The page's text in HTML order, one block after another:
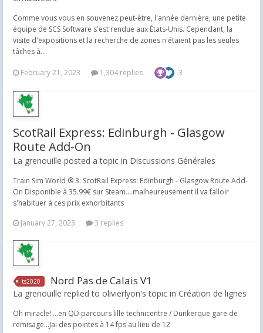
Comme vous vous en souvenez peut-être, l'année dernière, une petite
équipe de SCS Software s'est rendue aux États-Unis. Cependant, la
visite d'expositions et la recherche de zones n'étaient pas les seules
tâches à...
February 21, 2023 1,304 replies 3
ScotRail Express: Edinburgh - Glasgow
Route Add-On
La grenouille posted a topic in Discussions Générales
Train Sim World ® 3: ScotRail Express: Edinburgh - Glasgow Route Add-
On Disponible à 35.99€ sur Steam....malheureusement il va falloir
s'habituer à ces prix exhorbitants
January 27, 2023
3 replies
ts2020 Nord Pas de Calais V1
La grenouille replied to olivierlyon's topic in Création de lignes
Oh miracle! ...en QD parcours lille technicentre / Dunkerque gare de
remisage...Jai des pointes à 14 fps au lieu de 12